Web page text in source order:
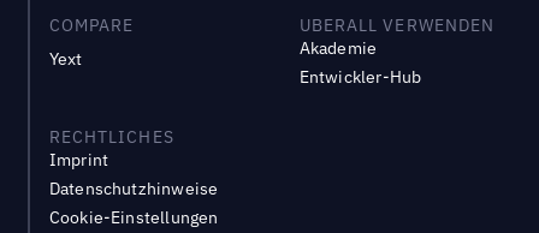
COMPARE
Yext
UBERALL VERWENDEN
Akademie
Entwickler-Hub
RECHTLICHES
Imprint
Datenschutzhinweise
Cookie-Einstellungen